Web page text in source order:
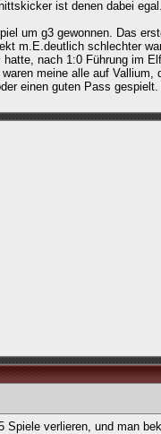
ist denen dabei egal.
um g3 gewonnen. Das
m.E.deutlich schlechter
nach 1:0 Führung im
meine alle auf Vallium,
einen guten Pass
Spiele verlieren, und man